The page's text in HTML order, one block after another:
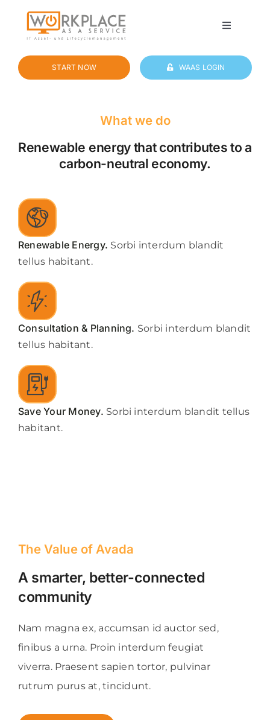
Toggle
Our solution
Services
Benefits
About us
Contact
News
START NOW WAAS LOGIN
What we do
Renewable energy that contributes to a
carbon-neutral economy.
Renewable Energy. Sorbi interdum blandit
tellus habitant.
Consultation & Planning. Sorbi interdum blandit
tellus habitant.
Save Your Money. Sorbi interdum blandit tellus
habitant.
The Value of Avada
A smarter, better-connected
community
Nam magna ex, accumsan id auctor sed,
finibus a urna. Proin interdum feugiat
viverra. Praesent sapien tortor, pulvinar
rutrum purus at, tincidunt.